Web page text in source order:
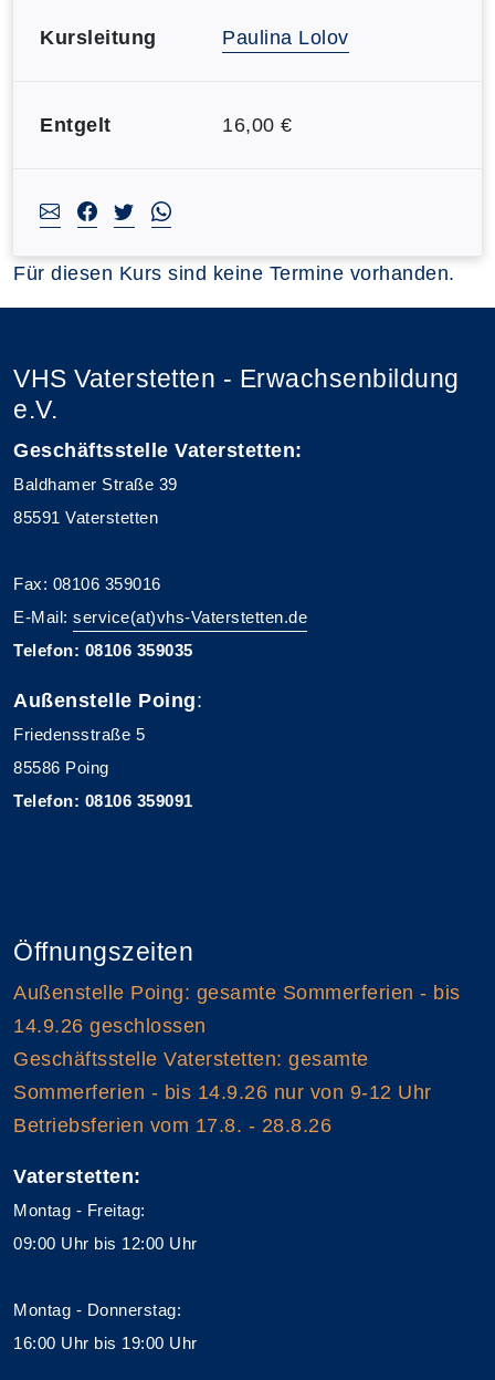
Kursleitung Paulina Lolov
Entgelt 16,00 €
Für diesen Kurs sind keine Termine vorhanden.
VHS Vaterstetten - Erwachsenbildung
e.V.
Geschäftsstelle Vaterstetten:
Baldhamer Straße 39
85591 Vaterstetten
Fax: 08106 359016
E-Mail: service(at)vhs-Vaterstetten.de
Telefon: 08106 359035
Außenstelle Poing:
Friedensstraße 5
85586 Poing
Telefon: 08106 359091
Öffnungszeiten
Außenstelle Poing: gesamte Sommerferien - bis
14.9.26 geschlossen
Geschäftsstelle Vaterstetten: gesamte
Sommerferien - bis 14.9.26 nur von 9-12 Uhr
Betriebsferien vom 17.8. - 28.8.26
Vaterstetten:
Montag - Freitag:
09:00 Uhr bis 12:00 Uhr
Montag - Donnerstag:
16:00 Uhr bis 19:00 Uhr